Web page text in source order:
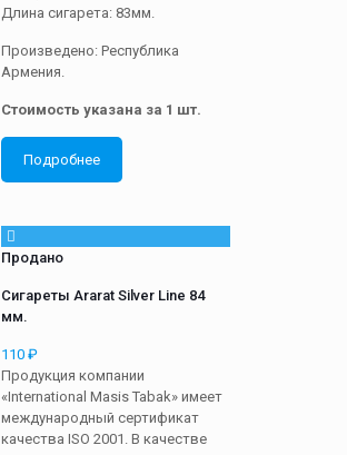
Длина сигарета: 83мм.
Произведено: Республика
Армения.
Стоимость указана за 1 шт.
Подробнее
Продано
Сигареты Ararat Silver Line 84
мм.
110 ₽
Продукция компании
«International Masis Tabak» имеет
международный сертификат
качества ISO 2001. В качестве